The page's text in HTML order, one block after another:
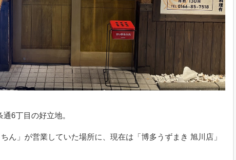
6丁目の好立地。
ん」が営業していた場所に、現在は「博多うずまき 旭川店」